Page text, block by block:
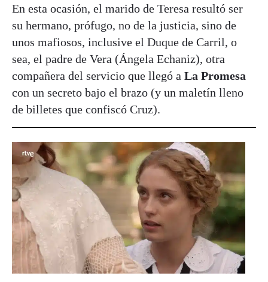
En esta ocasión, el marido de Teresa resultó ser
su hermano, prófugo, no de la justicia, sino de
unos mafiosos, inclusive el Duque de Carril, o
sea, el padre de Vera (Ángela Echaniz), otra
compañera del servicio que llegó a La Promesa
con un secreto bajo el brazo (y un maletín lleno
de billetes que confiscó Cruz).